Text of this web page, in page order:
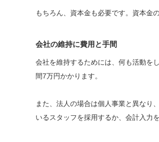
もちろん、資本金も必要です。資本金
会社の維持に費用と手間
会社を維持するためには、何も活動を
間7万円かかります。
また、法人の場合は個人事業と異なり
いるスタッフを採用するか、会計入力